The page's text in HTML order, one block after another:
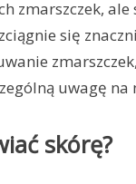
zmarszczek,
się
uwagę na
skórę?